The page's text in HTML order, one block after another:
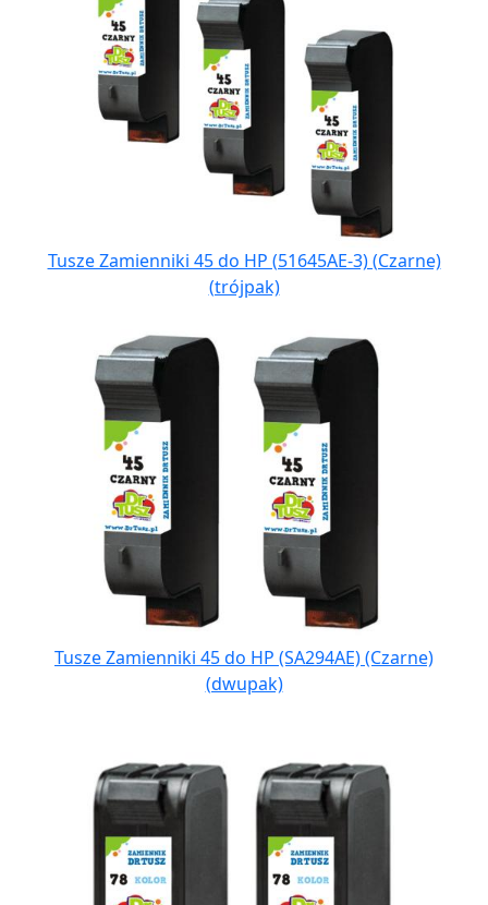
Tusze Zamienniki 45 do HP (51645AE-3) (Czarne)
(trójpak)
Tusze Zamienniki 45 do HP (SA294AE) (Czarne)
(dwupak)